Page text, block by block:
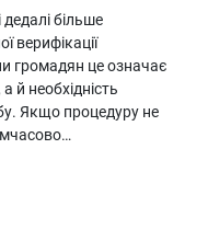
більше
верифікації
громадян це означає
й необхідність
Якщо процедуру не